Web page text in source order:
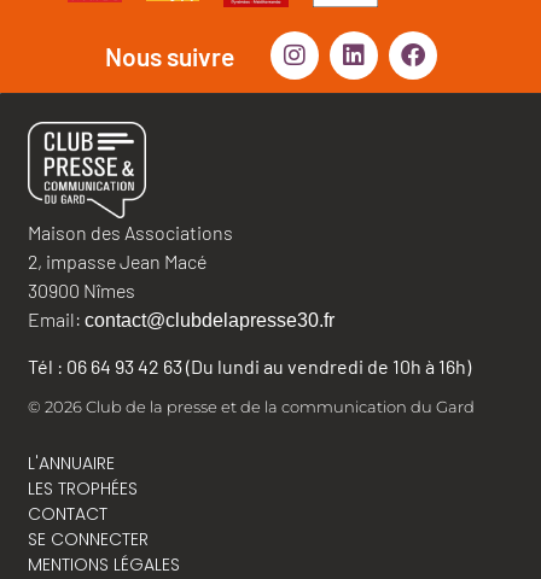
Nous suivre
Maison des Associations
2, impasse Jean Macé
30900 Nîmes
Email: contact@clubdelapresse30.fr
Tél : 06 64 93 42 63 (Du lundi au vendredi de 10h à 16h)
© 2026 Club de la presse et de la communication du Gard
L'ANNUAIRE
LES TROPHÉES
CONTACT
SE CONNECTER
MENTIONS LÉGALES